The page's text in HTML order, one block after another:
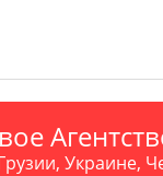
Украине,